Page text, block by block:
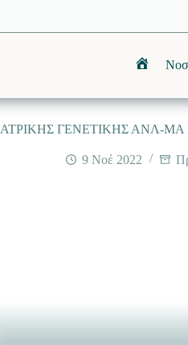
Αρχική
ΓΕΝΕΤΙΚΗΣ ΑΝΛ-ΜΑ
9 Νοέ 2022